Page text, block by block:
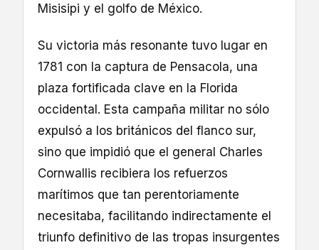
Misisipi y el golfo de México.
Su victoria más resonante tuvo lugar en
1781 con la captura de Pensacola, una
plaza fortificada clave en la Florida
occidental. Esta campaña militar no sólo
expulsó a los británicos del flanco sur,
sino que impidió que el general Charles
Cornwallis recibiera los refuerzos
marítimos que tan perentoriamente
necesitaba, facilitando indirectamente el
triunfo definitivo de las tropas insurgentes